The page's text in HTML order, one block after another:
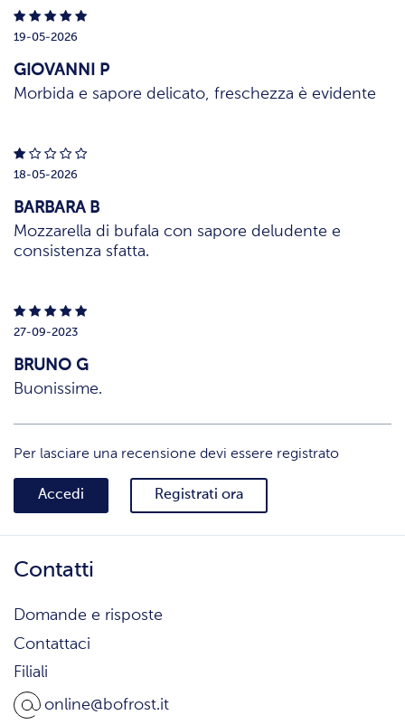
19-05-2026
GIOVANNI P
Morbida e sapore delicato, freschezza è evidente
18-05-2026
BARBARA B
Mozzarella di bufala con sapore deludente e
consistenza sfatta.
27-09-2023
BRUNO G
Buonissime.
Per lasciare una recensione devi essere registrato
Accedi Registrati ora
Contatti
Domande e risposte
Contattaci
Filiali
online@bofrost.it